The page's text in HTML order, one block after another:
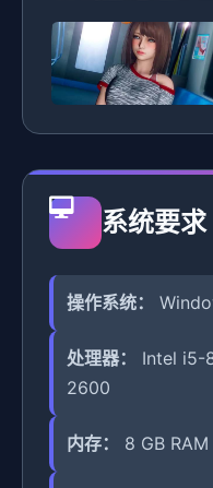
系统要求
操作系统：
处理器：
Intel i5-
2600
内存： 8 GB RAM